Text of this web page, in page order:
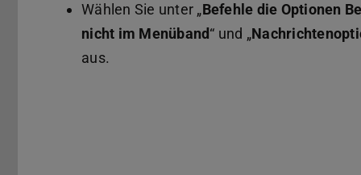
Wählen Sie unter „Befehle die Optionen
nicht im Menüband“ und „
aus.